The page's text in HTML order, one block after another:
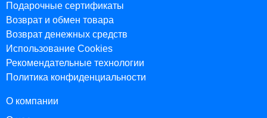
Подарочные сертификаты
Возврат и обмен товара
Возврат денежных средств
Использование Cookies
Рекомендательные технологии
Политика конфиденциальности
О компании